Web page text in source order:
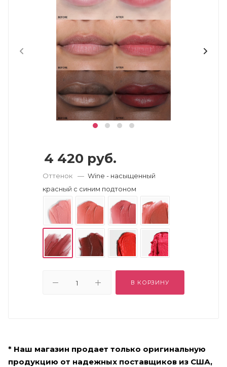
4 420 руб.
Оттенок — Wine - насыщенный
красный с синим подтоном
В КОРЗИНУ
* Наш магазин продает только оригинальную
продукцию от надежных поставщиков из США,